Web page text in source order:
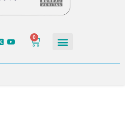
0